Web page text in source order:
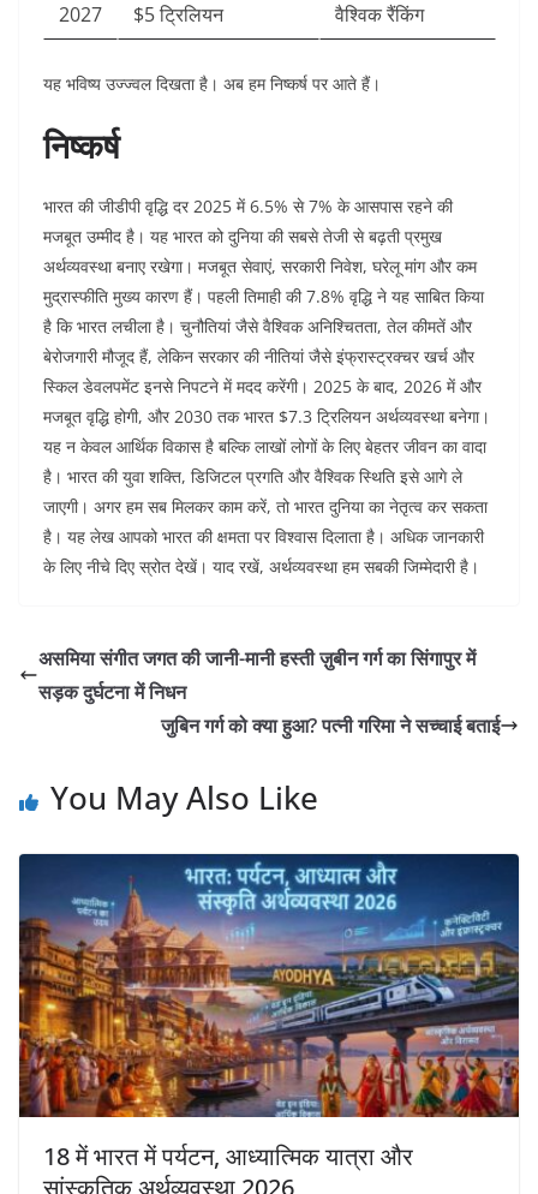
2027
$5 ट्रिलियन वैश्विक रैंकिंग
यह भविष्य उज्ज्वल दिखता है। अब हम निष्कर्ष पर आते हैं।
निष्कर्ष
भारत की जीडीपी वृद्धि दर 2025 में 6.5% से 7% के आसपास रहने की
मजबूत उम्मीद है। यह भारत को दुनिया की सबसे तेजी से बढ़ती प्रमुख
अर्थव्यवस्था बनाए रखेगा। मजबूत सेवाएं, सरकारी निवेश, घरेलू मांग और कम
मुद्रास्फीति मुख्य कारण हैं। पहली तिमाही की 7.8% वृद्धि ने यह साबित किया
है कि भारत लचीला है। चुनौतियां जैसे वैश्विक अनिश्चितता, तेल कीमतें और
बेरोजगारी मौजूद हैं, लेकिन सरकार की नीतियां जैसे इंफ्रास्ट्रक्चर खर्च और
स्किल डेवलपमेंट इनसे निपटने में मदद करेंगी। 2025 के बाद, 2026 में और
मजबूत वृद्धि होगी, और 2030 तक भारत $7.3 ट्रिलियन अर्थव्यवस्था बनेगा।
यह न केवल आर्थिक विकास है बल्कि लाखों लोगों के लिए बेहतर जीवन का वादा
है। भारत की युवा शक्ति, डिजिटल प्रगति और वैश्विक स्थिति इसे आगे ले
जाएगी। अगर हम सब मिलकर काम करें, तो भारत दुनिया का नेतृत्व कर सकता
है। यह लेख आपको भारत की क्षमता पर विश्वास दिलाता है। अधिक जानकारी
के लिए नीचे दिए स्रोत देखें। याद रखें, अर्थव्यवस्था हम सबकी जिम्मेदारी है।
असमिया संगीत जगत की जानी-मानी हस्ती ज़ुबीन गर्ग का सिंगापुर में
सड़क दुर्घटना में निधन
जुबिन गर्ग को क्या हुआ? पत्नी गरिमा ने सच्चाई बताई
You May Also Like
18 में भारत में पर्यटन, आध्यात्मिक यात्रा और
सांस्कृतिक अर्थव्यवस्था 2026